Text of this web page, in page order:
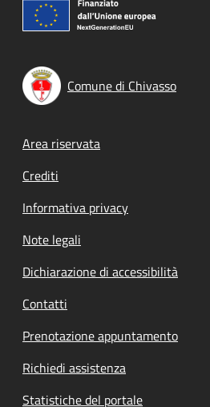
Comune di Chivasso
Footer menu
Area riservata
Crediti
Informativa privacy
Note legali
Dichiarazione di accessibilità
Contatti
Prenotazione appuntamento
Richiedi assistenza
Statistiche del portale